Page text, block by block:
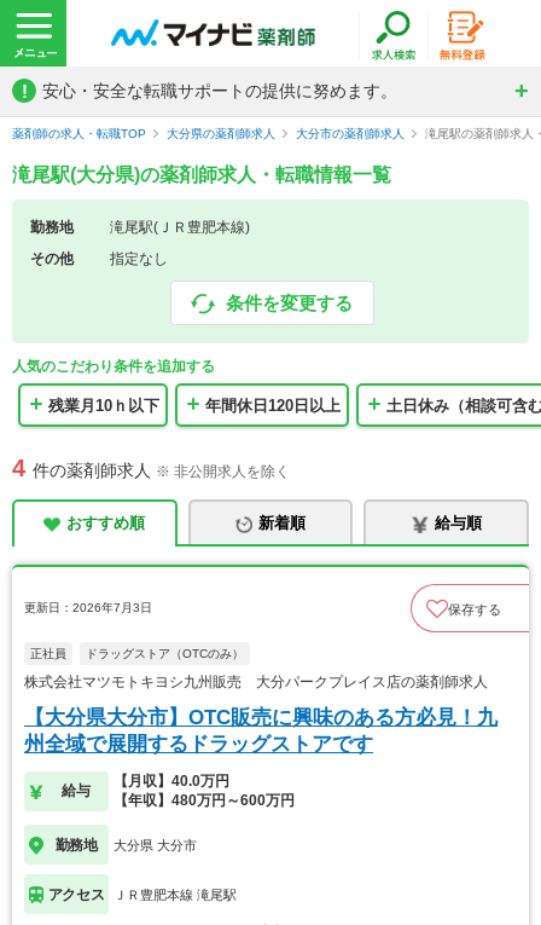
! 安心・安全な転職サポートの提供に努めます。
薬剤師の求人・転職TOP 大分県の薬剤師求人 大分市の薬剤師求人 滝尾駅の薬剤師求人
滝尾駅(大分県)の薬剤師求人・転職情報一覧
勤務地
滝尾駅(ＪＲ豊肥本線)
その他
指定なし
条件を変更する
人気のこだわり条件を追加する
残業月10ｈ以下 年間休日120日以上 土日休み（相談可含
4 件の薬剤師求人 ※ 非公開求人を除く
おすすめ順 新着順 給与順
更新日：2026年7月3日 保存する
正社員 ドラッグストア（OTCのみ）
株式会社マツモトキヨシ九州販売 大分パークプレイス店の薬剤師求人
【大分県大分市】OTC販売に興味のある方必見！九
州全域で展開するドラッグストアです
給与
【月収】40.0万円
【年収】480万円～600万円
勤務地 大分県 大分市
アクセス ＪＲ豊肥本線 滝尾駅